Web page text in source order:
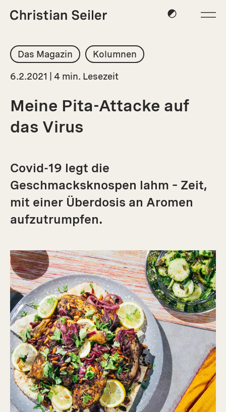
Das Magazin Kolumnen
6.2.2021 | 4 min. Lesezeit
Meine Pita-Attacke auf
das Virus
Covid-19 legt die
Geschmacksknospen lahm – Zeit,
mit einer Überdosis an Aromen
aufzutrumpfen.